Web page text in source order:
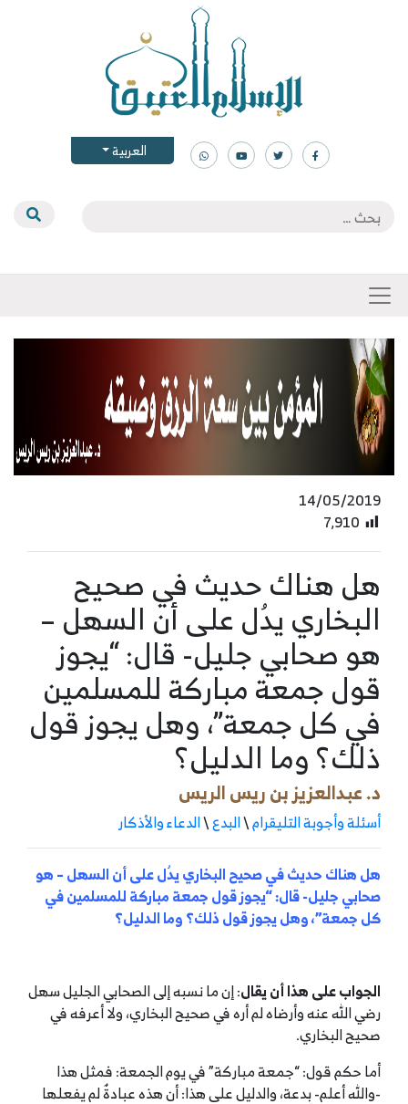
العربية
14/05/2019
7٬910
هل هناك حديث في صحيح
البخاري يدُل على أن السهل –
هو صحابي جليل- قال: “يجوز
قول جمعة مباركة للمسلمين
في كل جمعة”، وهل يجوز قول
ذلك؟ وما الدليل؟
د. عبدالعزيز بن ريس الريس
أسئلة وأجوبة التليقرام\البدع\الدعاء والأذكار
هل هناك حديث في صحيح البخاري يدُل على أن السهل – هو
صحابي جليل- قال: “يجوز قول جمعة مباركة للمسلمين في
كل جمعة”، وهل يجوز قول ذلك؟ وما الدليل؟
الجواب على هذا أن يقال: إن ما نسبه إلى الصحابي الجليل سهل
رضي الله عنه وأرضاه لم أره في صحيح البخاري، ولا أعرفه في
صحيح البخاري.
أما حكم قول: “جمعة مباركة” في يوم الجمعة: فمثل هذا
-والله أعلم- بدعة، والدليل على هذا: أن هذه عبادةٌ لم يفعلها